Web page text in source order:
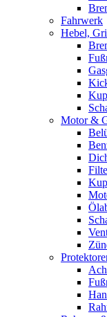
Fahrwerk
Hebel,
Motor &